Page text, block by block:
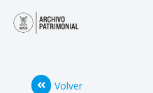
Volver